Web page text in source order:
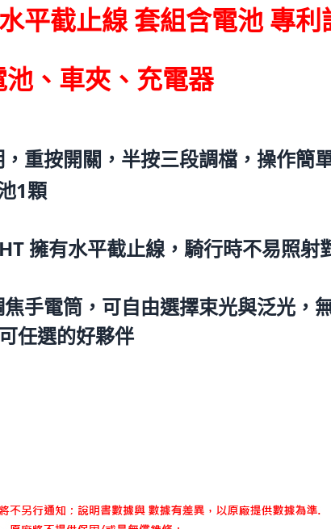
平截止線 套組含電池 專利
、車夾、充電器
重按開關，半按三段調檔，操作簡
1顆
擁有水平截止線，騎行時不易照
焦手電筒，可自由選擇束光與泛光，
任選的好夥伴